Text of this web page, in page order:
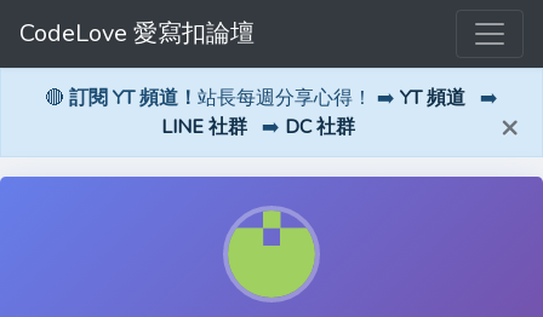
CodeLove 愛寫扣論壇
🔴 訂閱 YT 頻道！ 站長每週分享心得！ ➡️ YT 頻道 ➡️
LINE 社群 ➡️ DC 社群 ×